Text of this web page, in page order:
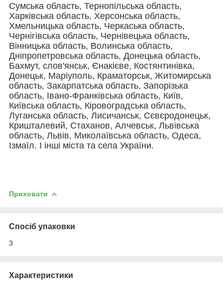
Сумська область, Тернопільська область,
Харківська область, Херсонська область,
Хмельницька область, Черкаська область,
Чернігівська область, Чернівецька область,
Вінницька область, Волинська область,
Дніпропетровська область, Донецька область,
Бахмут, слов'янськ, Єнакієве, Костянтинівка,
Донецьк, Маріуполь, Краматорськ, Житомирська
область, Закарпатська область, Запорізька
область, Івано-Франківська область, Київ,
Київська область, Кіровоградська область,
Луганська область, Лисичанськ, Сєвєродонецьк,
Кришталевий, Стаханов, Алчевськ, Львівська
область, Львів, Миколаївська область, Одеса,
Ізмаїл. І інші міста та села України.
Приховати
Спосіб упаковки
3
Характеристики